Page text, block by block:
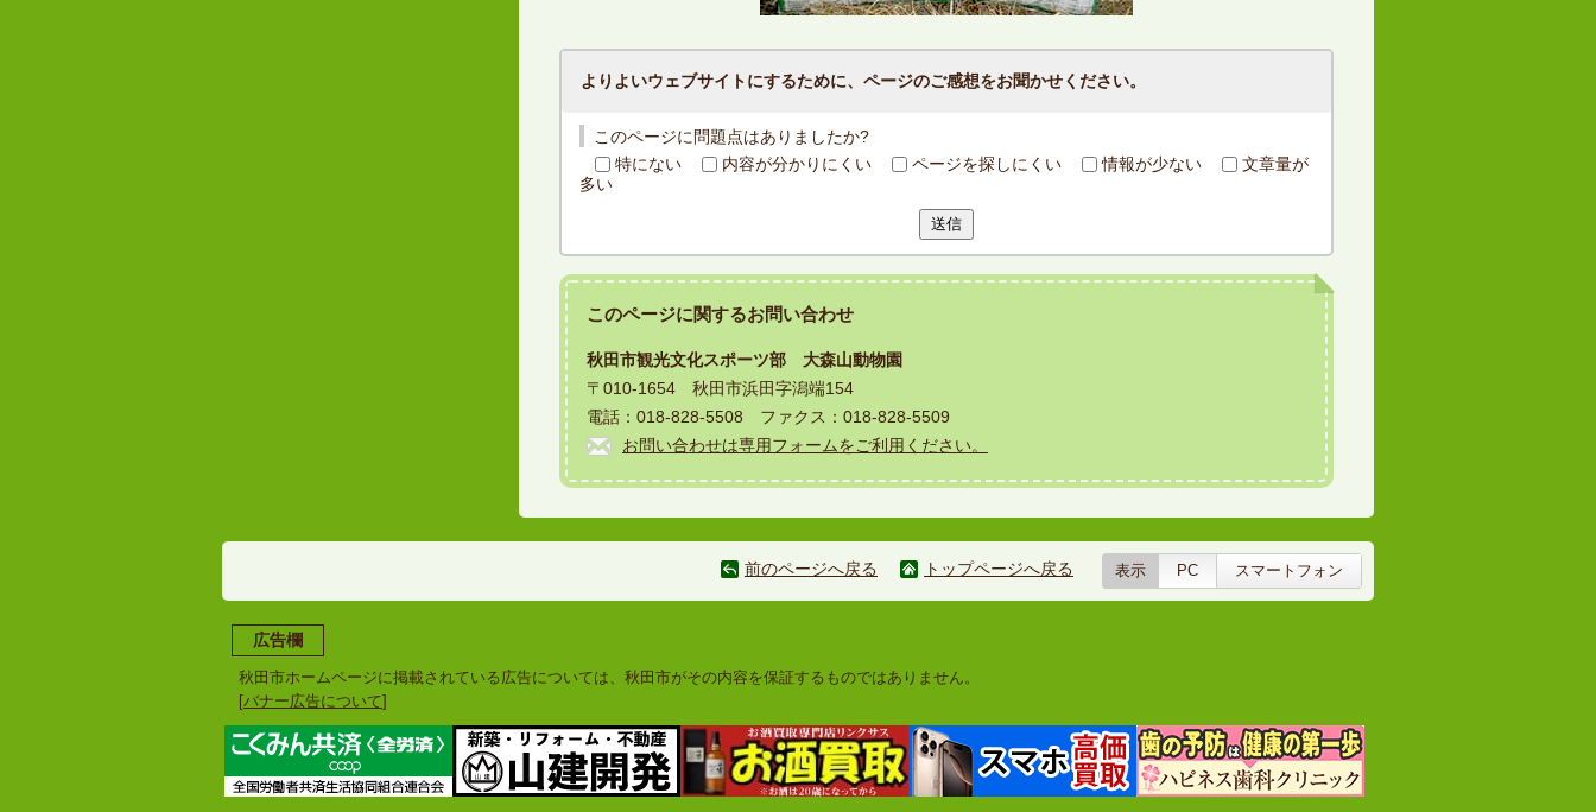
よりよいウェブサイトにするために、ページのご感想をお聞かせください。
このページに問題点はありましたか?
特にない
内容が分かりにくい ページを探しにくい 情報が少ない
文章量が
多い
送信
このページに関するお問い合わせ
秋田市観光文化スポーツ部 大森山動物園
〒010-1654 秋田市浜田字潟端154
電話：018-828-5508 ファクス：018-828-5509
お問い合わせは専用フォームをご利用ください。
前のページへ戻る トップページへ戻る 表示 PC スマートフォン
広告欄
秋田市ホームページに掲載されている広告については、秋田市がその内容を保証するものではありません。
[バナー広告について]